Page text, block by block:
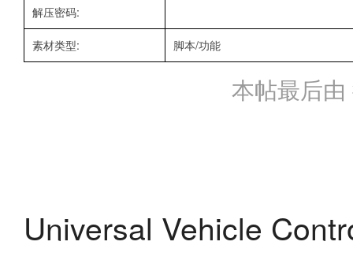
解压密码:
素材类型: 脚本/功能
本帖最后
Universal Vehicle